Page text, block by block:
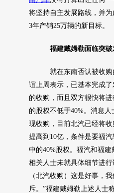
将坚持自主发展路线，并
3年产销25万辆的新目标。
福建戴姆勒面临突破
就在东南否认被收购
谊上周表示，已基本完成
的收购，而且双方很快将
的股权不低于40%。消息
现收购，目前北汽已经将
提高到10亿，条件是要福汽
中的40%股权。福汽和福建
相关人士未就具体细节进行
（北汽收购）这是好事，
斥。”福建戴姆勒上述人士